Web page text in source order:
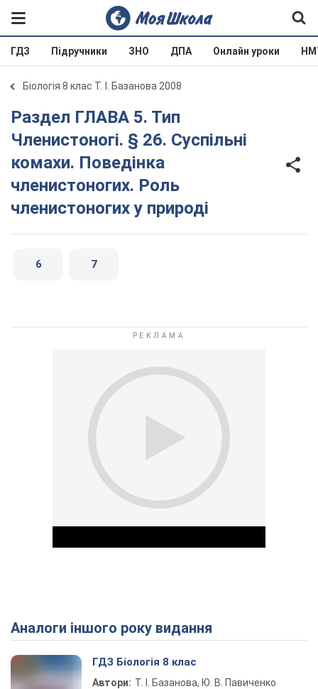
ГДЗ Підручники ЗНО ДПА Онлайн уроки
Біологія 8 клас Т. І. Базанова 2008
Раздел ГЛАВА 5. Тип
Членистоногі. § 26. Суспільні
комахи. Поведінка
членистоногих. Роль
членистоногих у природі
6 7
Play Video
Аналоги іншого року видання
ГДЗ Біологія 8 клас
Автори: Т. І. Базанова, Ю. В. Павиченко